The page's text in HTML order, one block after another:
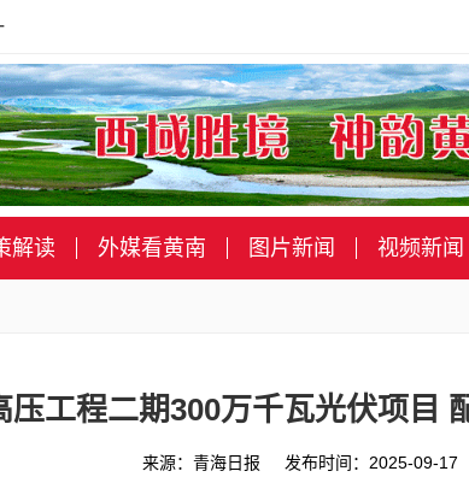
解读 外媒看黄南 图片新闻 视频新闻
压工程二期300万千瓦光伏项目
来源：青海日报 发布时间：2025-09-17